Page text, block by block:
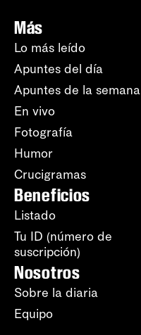
Más
Lo más leído
Apuntes del día
Apuntes de la semana
En vivo
Fotografía
Humor
Crucigramas
Beneficios
Listado
Tu ID (número de
suscripción)
Nosotros
Sobre la diaria
Equipo